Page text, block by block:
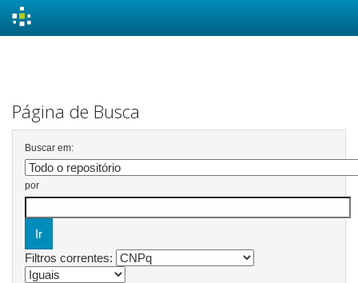
Página de Busca
Buscar em:
por
Filtros correntes: